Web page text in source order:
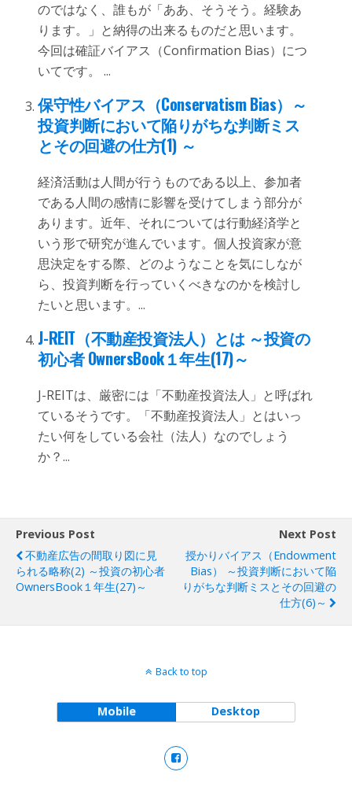
のではなく、誰もが「ああ、そうそう。経験あ
ります。」と納得の出来るものだと思います。
今回は確証バイアス（Confirmation Bias）につ
いてです。 ...
保守性バイアス（Conservatism Bias）～
投資判断において陥りがちな判断ミス
とその回避の仕方(1) ～
経済活動は人間が行うものである以上、参加者
である人間の感情に影響を受けてしまう部分が
あります。近年、それについては行動経済学と
いう形で研究が進んでいます。個人投資家が意
思決定をする際、どのようなことを気にしなが
ら、投資判断を行っていくべきなのかを検討し
たいと思います。...
J-REIT（不動産投資法人）とは ～投資の
初心者 OwnersBook１年生(17)～
J-REITは、厳密には「不動産投資法人」と呼ばれ
ているそうです。「不動産投資法人」とはいっ
たい何をしている会社（法人）なのでしょう
か？...
Previous Post
不動産広告の間取り図に見
られる略称(2) ～投資の初心者
OwnersBook１年生(27)～
Next Post
授かりバイアス（Endowment
Bias） ～投資判断において陥
りがちな判断ミスとその回避の
仕方(6)～
Back to top
Mobile Desktop